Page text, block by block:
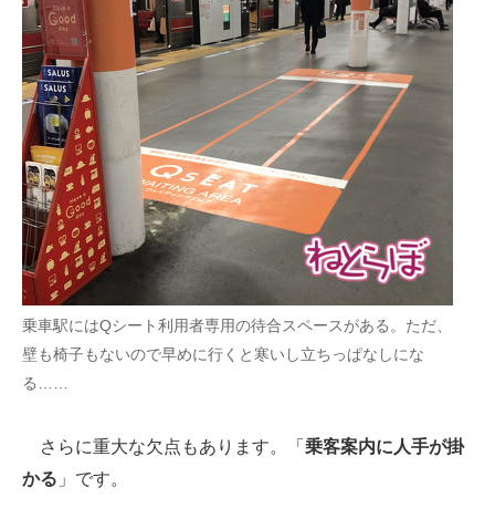
IT製品の技術・比較・事例
製造業のIT導入・活用を支援
モノづくり技術者専門サイト
エレクトロニクス専門サイト
電子設計の基本と応用
エネルギーの専門メディア
建設×テクノロジーの最前線
乗車駅にはQシート利用者専用の待合スペースがある。ただ、
壁も椅子もないので早めに行くと寒いし立ちっぱなしにな
る……
さらに重大な欠点もあります。「 乗客案内に人手が掛
かる 」です。